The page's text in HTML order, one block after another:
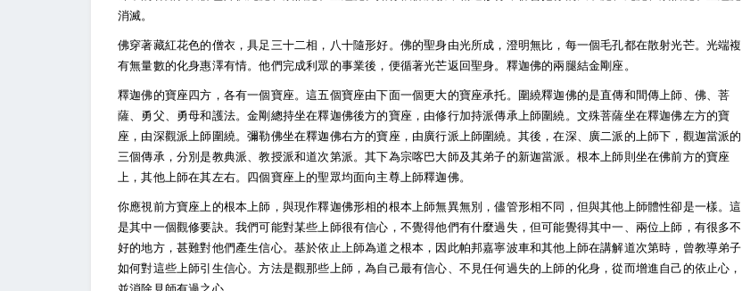
消滅。
佛穿著藏紅花色的僧衣，具足三十二相，八十隨形好。佛的聖身由光所成，澄明無比，每一個毛孔都在散射光芒。光端複
有無量數的化身惠澤有情。他們完成利眾的事業後，便循著光芒返回聖身。釋迦佛的兩腿結金剛座。
釋迦佛的寶座四方，各有一個寶座。這五個寶座由下面一個更大的寶座承托。圍繞釋迦佛的是直傳和間傳上師、佛、菩
薩、勇父、勇母和護法。金剛總持坐在釋迦佛後方的寶座，由修行加持派傳承上師圍繞。文殊菩薩坐在釋迦佛左方的寶
座，由深觀派上師圍繞。彌勒佛坐在釋迦佛右方的寶座，由廣行派上師圍繞。其後，在深、廣二派的上師下，觀迦當派的
三個傳承，分別是教典派、教授派和道次第派。其下為宗喀巴大師及其弟子的新迦當派。根本上師則坐在佛前方的寶座
上，其他上師在其左右。四個寶座上的聖眾均面向主尊上師釋迦佛。
你應視前方寶座上的根本上師，與現作釋迦佛形相的根本上師無異無別，儘管形相不同，但與其他上師體性卻是一樣。這
是其中一個觀修要訣。我們可能對某些上師很有信心，不覺得他們有什麼過失，但可能覺得其中一、兩位上師，有很多不
好的地方，甚難對他們產生信心。基於依止上師為道之根本，因此帕邦嘉寧波車和其他上師在講解道次第時，曾教導弟子
如何對這些上師引生信心。方法是觀那些上師，為自己最有信心、不見任何過失的上師的化身，從而增進自己的依止心，